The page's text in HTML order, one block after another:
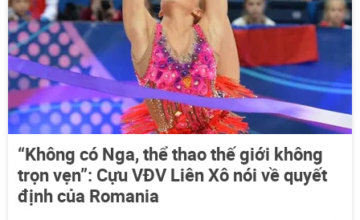
“Không có Nga, thể thao thế giới không
trọn vẹn”: Cựu VĐV Liên Xô nói về quyết
định của Romania